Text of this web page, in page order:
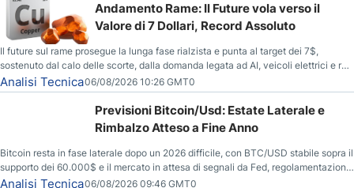
Andamento Rame: Il Future vola verso il
Valore di 7 Dollari, Record Assoluto
Il future sul rame prosegue la lunga fase rialzista e punta al target dei 7$,
sostenuto dal calo delle scorte, dalla domanda legata ad AI, veicoli elettrici e reti
energetiche, e dai timori di deficit produttivo dal 2028.
Analisi Tecnica06/08/2026 10:26 GMT0
Previsioni Bitcoin/Usd: Estate Laterale e
Rimbalzo Atteso a Fine Anno
Bitcoin resta in fase laterale dopo un 2026 difficile, con BTC/USD stabile sopra il
supporto dei 60.000$ e il mercato in attesa di segnali da Fed, regolamentazione
USA ed elezioni di medio termine.
Analisi Tecnica06/08/2026 09:46 GMT0